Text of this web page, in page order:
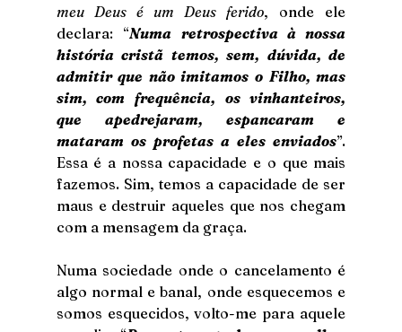
meu Deus é um Deus ferido, onde ele
declara: “Numa retrospectiva à nossa
história cristã temos, sem, dúvida, de
admitir que não imitamos o Filho, mas
sim, com frequência, os vinhanteiros,
que apedrejaram, espancaram e
mataram os profetas a eles enviados”.
Essa é a nossa capacidade e o que mais
fazemos. Sim, temos a capacidade de ser
maus e destruir aqueles que nos chegam
com a mensagem da graça.
Numa sociedade onde o cancelamento é
algo normal e banal, onde esquecemos e
somos esquecidos, volto-me para aquele